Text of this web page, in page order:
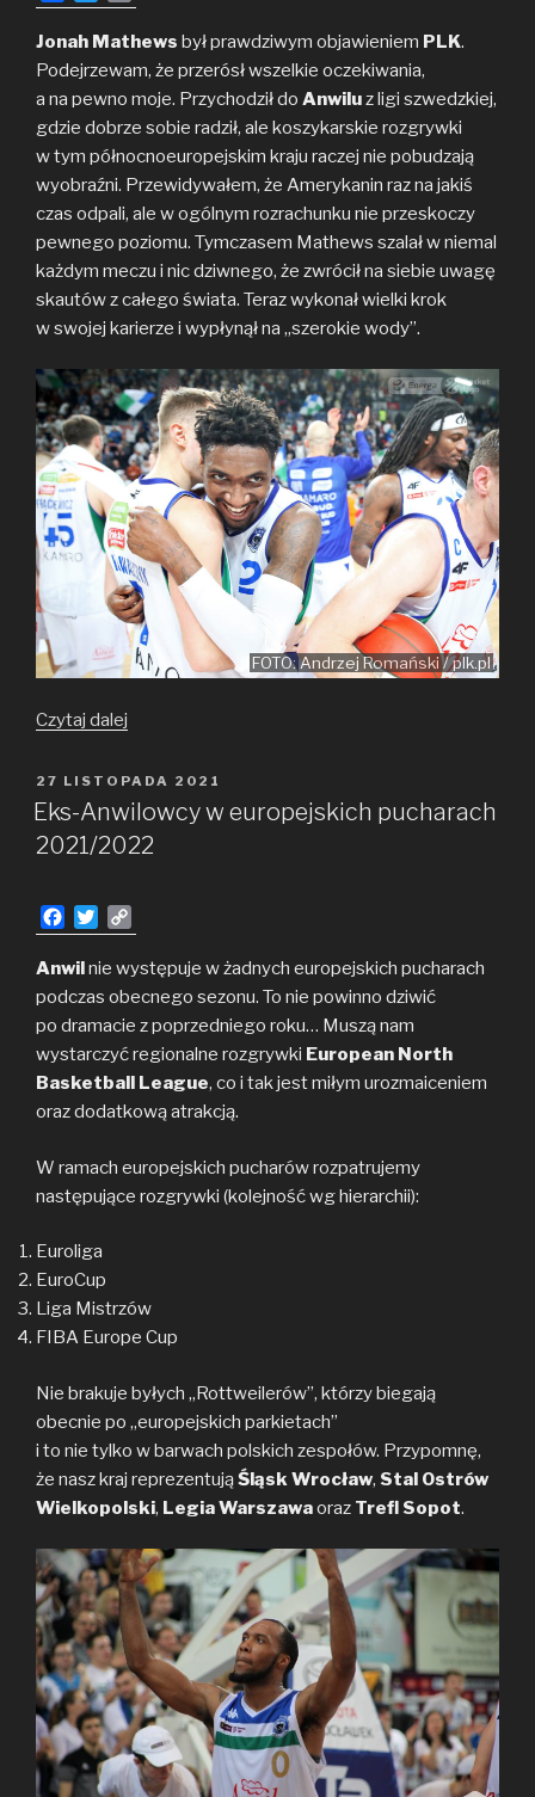
a
c
e
o
o
k
w
i
t
e
r
o
p
y
i
n
k
Jonah Mathews był prawdziwym objawieniem PLK.
Podejrzewam, że przerósł wszelkie oczekiwania,
a na pewno moje. Przychodził do Anwiluz ligi szwedzkiej,
gdzie dobrze sobie radził, ale koszykarskie rozgrywki
w tym północnoeuropejskim kraju raczej nie pobudzają
wyobraźni. Przewidywałem, że Amerykanin raz na jakiś
czas odpali, ale w ogólnym rozrachunku nie przeskoczy
pewnego poziomu. Tymczasem Mathews szalał w niemal
każdym meczu i nic dziwnego, że zwrócił na siebie uwagę
skautów z całego świata. Teraz wykonał wielki krok
w swojej karierze i wypłynął na „szerokie wody”.
FOTO: Andrzej Romański / plk.pl
Czytaj dalej
w poszukiwaniu
sufitu
OPUBLIKOWANE
W
27 LISTOPADA 2021
Eks-Anwilowcy w europejskich pucharach
2021/2022
a
c
e
o
o
k
w
i
t
e
r
o
p
y
i
n
k
Anwilnie występuje w żadnych europejskich pucharach
podczas obecnego sezonu. To nie powinno dziwić
po dramacie z poprzedniego roku… Muszą nam
wystarczyć regionalne rozgrywki European North
Basketball League, co i tak jest miłym urozmaiceniem
oraz dodatkową atrakcją.
W ramach europejskich pucharów rozpatrujemy
następujące rozgrywki (kolejność wg hierarchii):
Euroliga
EuroCup
Liga Mistrzów
FIBA Europe Cup
Nie brakuje byłych „Rottweilerów”, którzy biegają
obecnie po „europejskich parkietach”
i to nie tylko w barwach polskich zespołów. Przypomnę,
że nasz kraj reprezentująŚląsk Wrocław, Stal Ostrów
Wielkopolski, Legia Warszawaoraz Trefl Sopot.